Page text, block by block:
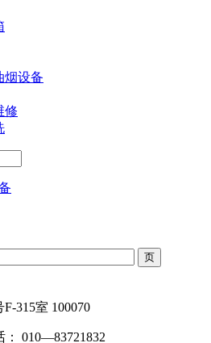
烟设备
修
315室 100070
： 010—83721832